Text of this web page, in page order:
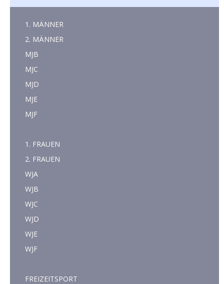
1. MÄNNER
2. MÄNNER
MJB
MJC
MJD
MJE
MJF
1. FRAUEN
2. FRAUEN
WJA
WJB
WJC
WJD
WJE
WJF
FREIZEITSPORT